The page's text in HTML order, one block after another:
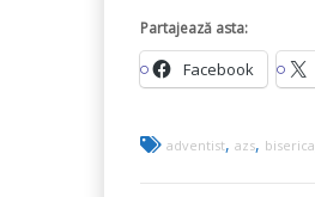
Partajează asta:
Facebook
adventist, azs, biserica